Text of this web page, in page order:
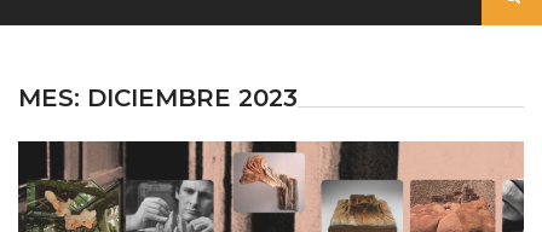
MES: DICIEMBRE 2023